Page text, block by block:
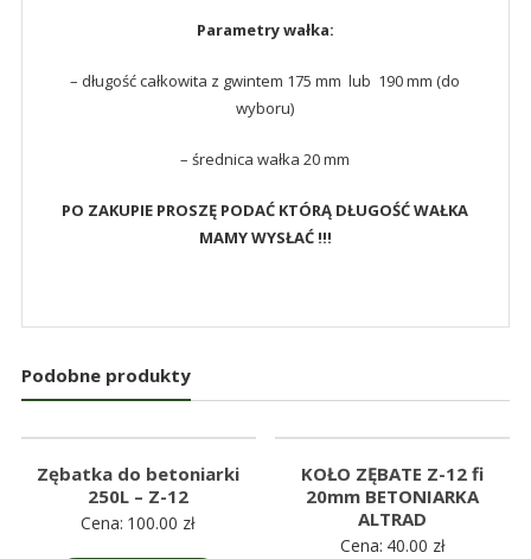
Parametry wałka:
– długość całkowita z gwintem 175 mm lub 190 mm (do
wyboru)
– średnica wałka 20 mm
PO ZAKUPIE PROSZĘ PODAĆ KTÓRĄ DŁUGOŚĆ WAŁKA
MAMY WYSŁAĆ !!!
Podobne produkty
Zębatka do betoniarki
250L – Z-12
Cena: 100.00 zł
KOŁO ZĘBATE Z-12 fi
20mm BETONIARKA
ALTRAD
Cena: 40.00 zł